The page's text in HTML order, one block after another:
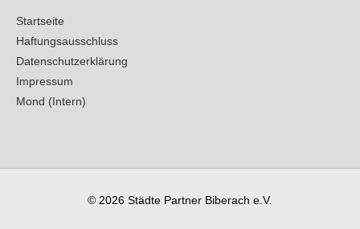
Startseite
Haftungsausschluss
Datenschutzerklärung
Impressum
Mond (Intern)
© 2026 Städte Partner Biberach e.V.